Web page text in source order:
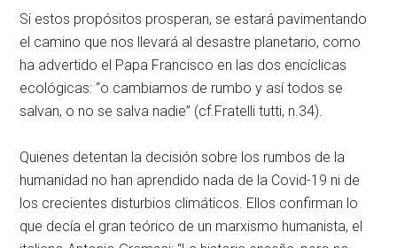
Si estos propósitos prosperan, se estará pavimentando
el camino que nos llevará al desastre planetario, como
ha advertido el Papa Francisco en las dos encíclicas
ecológicas: “o cambiamos de rumbo y así todos se
salvan, o no se salva nadie” (cf.Fratelli tutti, n.34).
Quienes detentan la decisión sobre los rumbos de la
humanidad no han aprendido nada de la Covid-19 ni de
los crecientes disturbios climáticos. Ellos confirman lo
que decía el gran teórico de un marxismo humanista, el